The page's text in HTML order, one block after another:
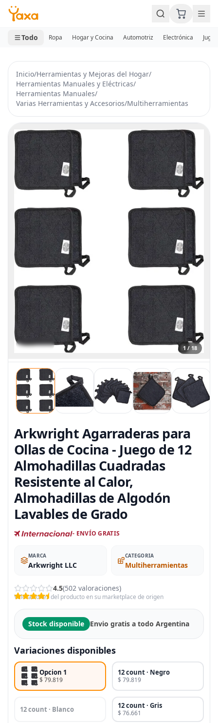
MINI CARRITO
0 productos
Todo Ropa Hogar y Cocina Automotriz Electrónica
Inicio/Herramientas y Mejoras del Hogar/
Herramientas Manuales y Eléctricas/
Herramientas Manuales/
Varias Herramientas y Accesorios/Multiherramientas
1 / 18
Arkwright Agarraderas para
Ollas de Cocina - Juego de 12
Almohadillas Cuadradas
Resistente al Calor,
Almohadillas de Algodón
Lavables de Grado
- ENVÍO GRATIS
MARCA
Arkwright LLC
CATEGORIA
Multiherramientas
4.5(502 valoraciones)
Valoraciones del producto en su marketplace de origen
Stock disponible Envio gratis a todo Argentina
Variaciones disponibles
Opcion 1
$ 79.819
12 count · Negro
$ 79.819
12 count · Blanco 12 count · Gris
$ 76.661